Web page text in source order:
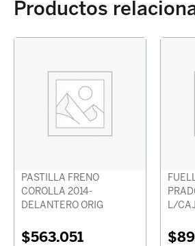
Productos
PASTILLA FRENO
COROLLA 2014-
DELANTERO ORIG
$563.051
COROLLA
2014-
DELANTERO
ORIG
cantidad
L/
$